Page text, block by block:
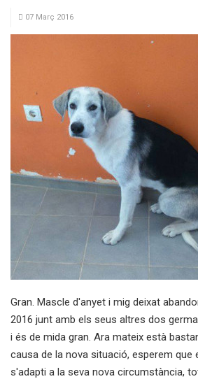
07 Març 2016
Gran. Mascle d'anyet i mig deixat
2016 junt amb els seus altres dos
i és de mida gran. Ara mateix està
causa de la nova situació, esperem que
s'adapti a la seva nova circumstància,